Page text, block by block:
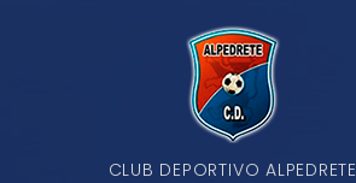
CLUB DEPORTIVO ALPEDRETE